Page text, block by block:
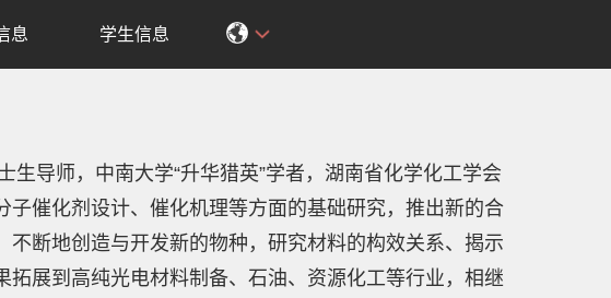
息 学生信息
导师，中南大学“升华猎英”学者，湖南省化学化工学会
催化剂设计、催化机理等方面的基础研究，推出新的合
断地创造与开发新的物种，研究材料的构效关系、揭示
展到高纯光电材料制备、石油、资源化工等行业，相继